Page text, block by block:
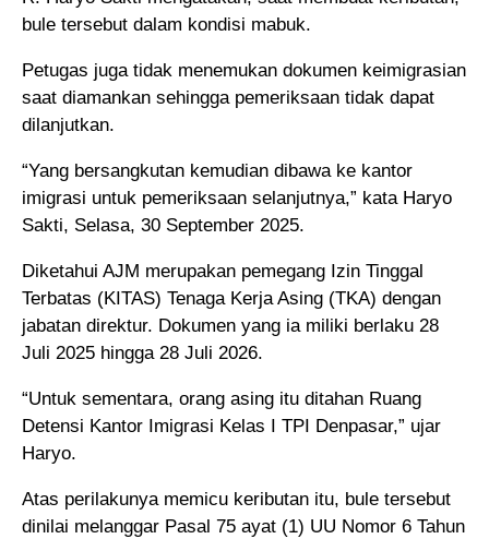
bule tersebut dalam kondisi mabuk.
Petugas juga tidak menemukan dokumen keimigrasian
saat diamankan sehingga pemeriksaan tidak dapat
dilanjutkan.
“Yang bersangkutan kemudian dibawa ke kantor
imigrasi untuk pemeriksaan selanjutnya,” kata Haryo
Sakti, Selasa, 30 September 2025.
Diketahui AJM merupakan pemegang Izin Tinggal
Terbatas (KITAS) Tenaga Kerja Asing (TKA) dengan
jabatan direktur. Dokumen yang ia miliki berlaku 28
Juli 2025 hingga 28 Juli 2026.
“Untuk sementara, orang asing itu ditahan Ruang
Detensi Kantor Imigrasi Kelas I TPI Denpasar,” ujar
Haryo.
Atas perilakunya memicu keributan itu, bule tersebut
dinilai melanggar Pasal 75 ayat (1) UU Nomor 6 Tahun